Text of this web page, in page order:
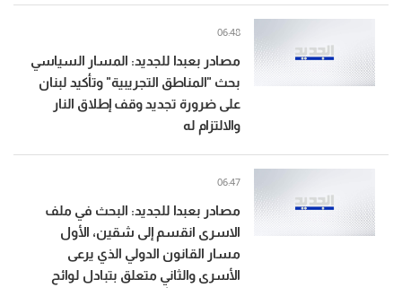
مصادر بعبدا للجديد: المسار السياسي
بحث "المناطق التجريبية" وتأكيد لبنان
على ضرورة تجديد وقف إطلاق النار
والالتزام له
06:48
مصادر بعبدا للجديد: البحث في ملف
الاسرى انقسم إلى شقين، الأول
مسار القانون الدولي الذي يرعى
الأسرى والثاني متعلق بتبادل لوائح
06:47